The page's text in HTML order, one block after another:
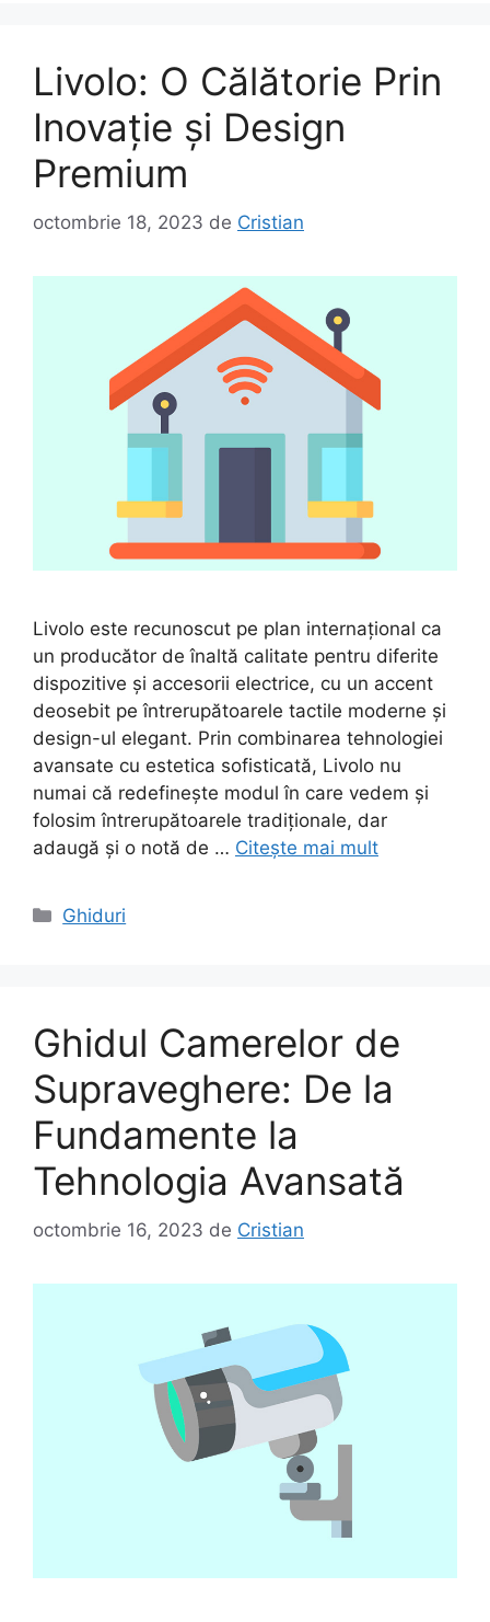
Livolo: O Călătorie Prin
Inovație și Design
Premium
octombrie 18, 2023 de Cristian
Livolo este recunoscut pe plan internațional ca
un producător de înaltă calitate pentru diferite
dispozitive și accesorii electrice, cu un accent
deosebit pe întrerupătoarele tactile moderne și
design-ul elegant. Prin combinarea tehnologiei
avansate cu estetica sofisticată, Livolo nu
numai că redefinește modul în care vedem și
folosim întrerupătoarele tradiționale, dar
adaugă și o notă de … Citește mai mult
Categorii
Ghiduri
Ghidul Camerelor de
Supraveghere: De la
Fundamente la
Tehnologia Avansată
octombrie 16, 2023 de Cristian